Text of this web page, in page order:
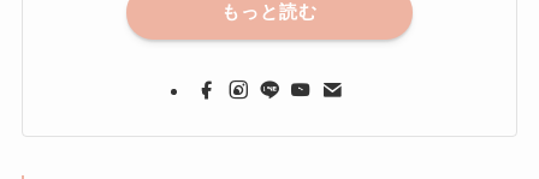
もっと読む